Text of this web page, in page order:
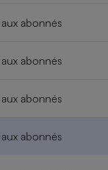
abonnés
abonnés
abonnés
abonnés